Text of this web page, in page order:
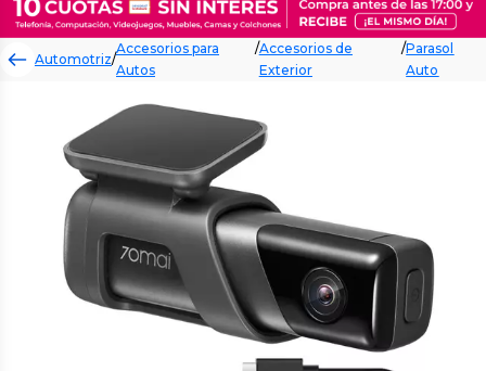
Automotriz/
Accesorios para
Autos
/Accesorios de
Exterior
/Parasol
Auto